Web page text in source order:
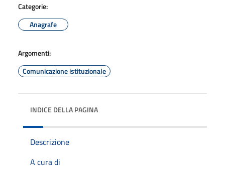
Categorie:
Anagrafe
Argomenti:
Comunicazione istituzionale
INDICE DELLA PAGINA
Descrizione
A cura di